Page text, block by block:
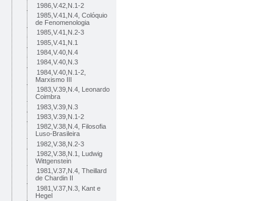
1986,V.42,N.1-2
1985,V.41,N.4, Colóquio
de Fenomenologia
1985,V.41,N.2-3
1985,V.41,N.1
1984,V.40,N.4
1984,V.40,N.3
1984,V.40,N.1-2,
Marxismo III
1983,V.39,N.4, Leonardo
Coimbra
1983,V.39,N.3
1983,V.39,N.1-2
1982,V.38,N.4, Filosofia
Luso-Brasileira
1982,V.38,N.2-3
1982,V.38,N.1, Ludwig
Wittgenstein
1981,V.37,N.4, Theillard
de Chardin II
1981,V.37,N.3, Kant e
Hegel